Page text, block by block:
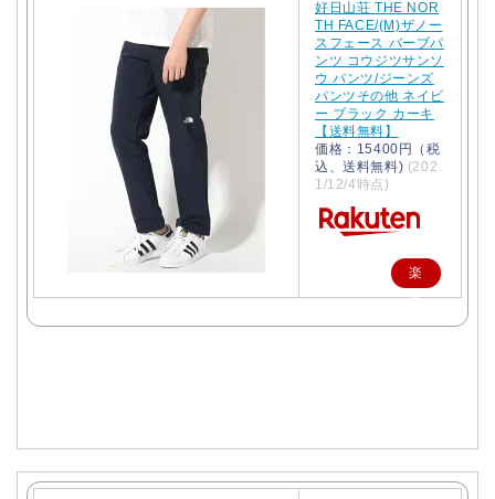
好日山荘 THE NOR
TH FACE/(M)ザノー
スフェース バーブパ
ンツ コウジツサンソ
ウ パンツ/ジーンズ
パンツその他 ネイビ
ー ブラック カーキ
【送料無料】
価格：15400円（税
込、送料無料) (202
1/12/4時点)
楽
天